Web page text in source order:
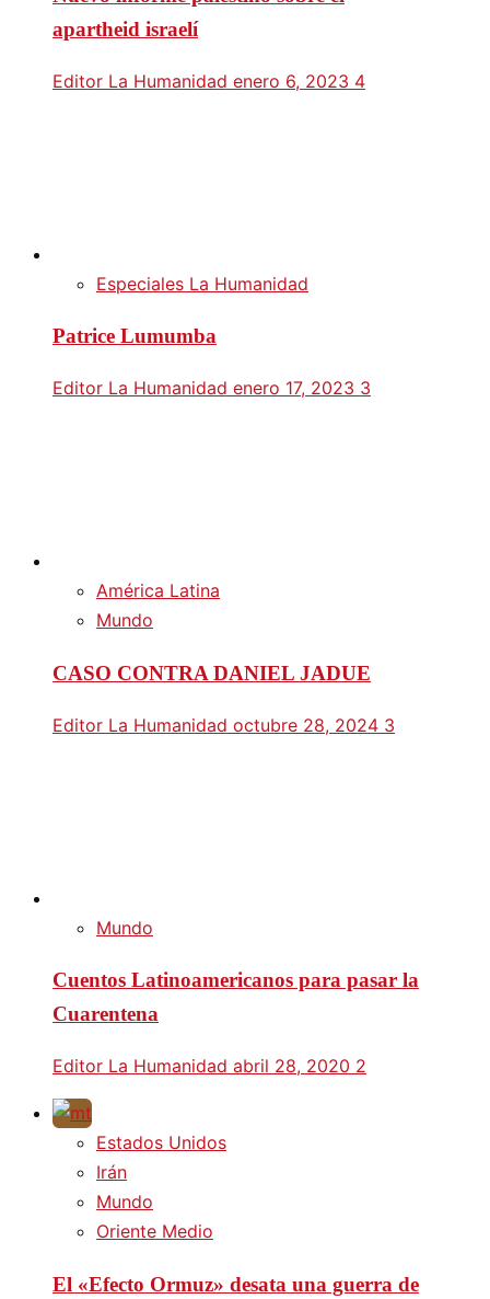
apartheid israelí
Editor La Humanidad enero 6, 2023 4
Especiales La Humanidad
Patrice Lumumba
Editor La Humanidad enero 17, 2023 3
América Latina
Mundo
CASO CONTRA DANIEL JADUE
Editor La Humanidad octubre 28, 2024 3
Mundo
Cuentos Latinoamericanos para pasar la
Cuarentena
Editor La Humanidad abril 28, 2020 2
Estados Unidos
Irán
Mundo
Oriente Medio
El «Efecto Ormuz» desata una guerra de